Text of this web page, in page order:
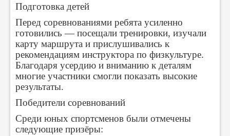
Подготовка детей
Перед соревнованиями ребята усиленно
готовились — посещали тренировки, изучали
карту маршрута и прислушивались к
рекомендациям инструктора по физкультуре.
Благодаря усердию и вниманию к деталям
многие участники смогли показать высокие
результаты.
Победители соревнований
Среди юных спортсменов были отмечены
следующие призёры: